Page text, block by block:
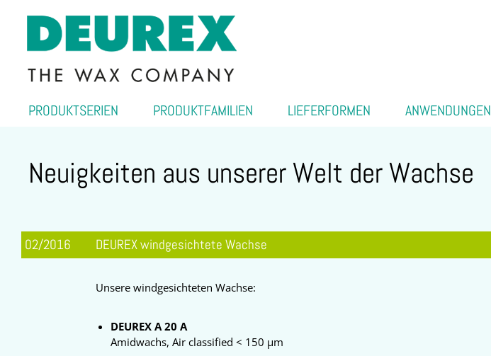
PRODUKTSERIEN PRODUKTFAMILIEN LIEFERFORMEN ANWENDUNGEN
Neuigkeiten aus unserer Welt der Wachse
02/2016 DEUREX windgesichtete Wachse
Unsere windgesichteten Wachse:
DEUREX A 20 A
Amidwachs, Air classified < 150 µm